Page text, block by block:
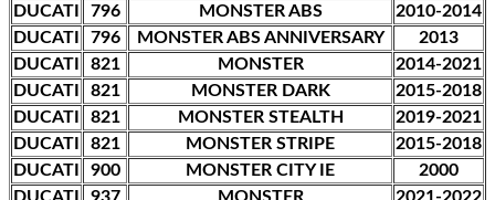
DUCATI
796 MONSTER ABS
2010-2014
DUCATI
796 MONSTER ABS ANNIVERSARY
2013
DUCATI
821 MONSTER
2014-2021
DUCATI
821 MONSTER DARK
2015-2018
DUCATI
821 MONSTER STEALTH
2019-2021
DUCATI
821 MONSTER STRIPE
2015-2018
DUCATI
900 MONSTER CITY IE
2000